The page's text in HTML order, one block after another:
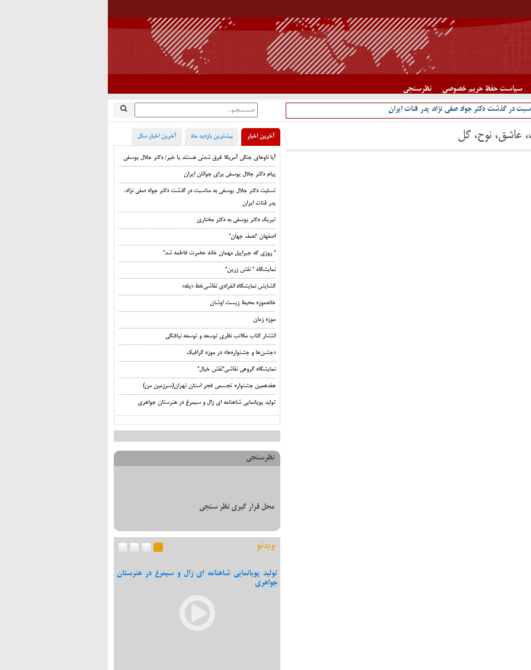
سیاست حفظ حریم خصوصی نظرسنجی
در گذشت دکتر جواد صفی نژاد، پدر قنات ایران
عاشق، نوح، گل آخرین اخبار بیشترین بازدید ماه آخرین اخبار سال
آیا ناوهای جنگی آمریکا غرق شدنی هستند یا خیر/ دکتر جلال یوسفی
پیام دکتر جلال یوسفی برای جوانان ایران
تسلیت دکتر جلال یوسفی به مناسبت در گذشت دکتر جواد صفی نژاد،
پدر قنات ایران
تبریک دکتر یوسفی به دکتر مختاری
اصفهان “نصف جهان”
” روزی که جبراییل مهمان خانه حضرت فاطمه شد”
نمایشگاه ” نقش زرین”
گشایش نمایشگاه انفرادی نقاشی‌خط «پله»
خانه‌موزه محیط‌ زیست اوشان
موزه زمان
انتشار کتاب مکاتب نظری توسعه و توسعه نیافتگی
«جشن‌ها و جشنواره‌ها» در موزه گرافیک
نمایشگاه گروهی نقاشی”نقش خیال”
هفدهمین جشنواره تجسمی فجر استان تهران(سرزمین من)
تولید پویانمایی شاهنامه ای زال و سیمرغ در هنرستان جواهری
نظرسنجی
محل قرار گیری نظر سنجی
ویدئو
تولید پویانمایی شاهنامه ای زال و سیمرغ در هنرستان
جواهری